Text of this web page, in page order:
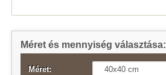
Méret és mennyiség választása:
Méret: